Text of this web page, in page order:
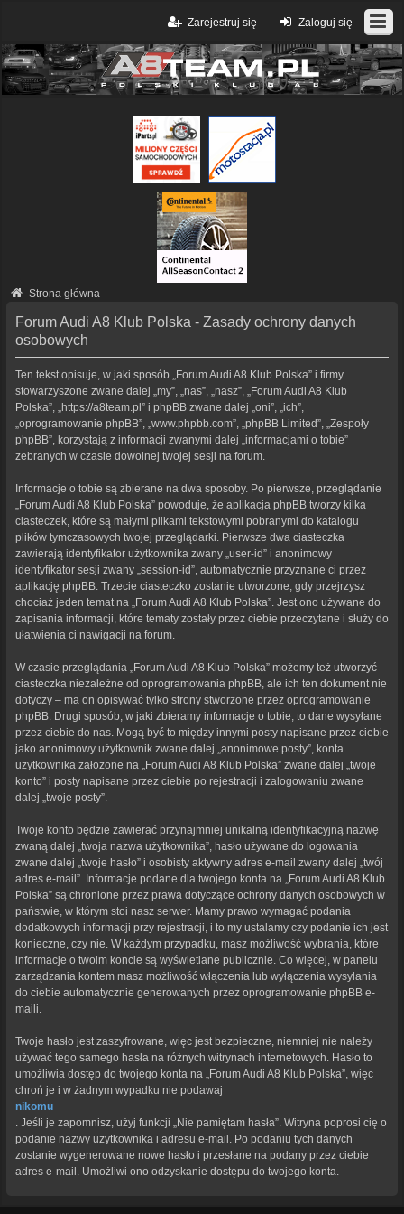
Zaloguj się
Zarejestruj się
Strona główna
Forum Audi A8 Klub Polska - Zasady ochrony danych
osobowych
Ten tekst opisuje, w jaki sposób „Forum Audi A8 Klub Polska” i firmy
stowarzyszone zwane dalej „my”, „nas”, „nasz”, „Forum Audi A8 Klub
Polska”, „https://a8team.pl” i phpBB zwane dalej „oni”, „ich”,
„oprogramowanie phpBB”, „www.phpbb.com”, „phpBB Limited”, „Zespoły
phpBB”, korzystają z informacji zwanymi dalej „informacjami o tobie”
zebranych w czasie dowolnej twojej sesji na forum.
Informacje o tobie są zbierane na dwa sposoby. Po pierwsze, przeglądanie
„Forum Audi A8 Klub Polska” powoduje, że aplikacja phpBB tworzy kilka
ciasteczek, które są małymi plikami tekstowymi pobranymi do katalogu
plików tymczasowych twojej przeglądarki. Pierwsze dwa ciasteczka
zawierają identyfikator użytkownika zwany „user-id” i anonimowy
identyfikator sesji zwany „session-id”, automatycznie przyznane ci przez
aplikację phpBB. Trzecie ciasteczko zostanie utworzone, gdy przejrzysz
chociaż jeden temat na „Forum Audi A8 Klub Polska”. Jest ono używane do
zapisania informacji, które tematy zostały przez ciebie przeczytane i służy do
ułatwienia ci nawigacji na forum.
W czasie przeglądania „Forum Audi A8 Klub Polska” możemy też utworzyć
ciasteczka niezależne od oprogramowania phpBB, ale ich ten dokument nie
dotyczy – ma on opisywać tylko strony stworzone przez oprogramowanie
phpBB. Drugi sposób, w jaki zbieramy informacje o tobie, to dane wysyłane
przez ciebie do nas. Mogą być to między innymi posty napisane przez ciebie
jako anonimowy użytkownik zwane dalej „anonimowe posty”, konta
użytkownika założone na „Forum Audi A8 Klub Polska” zwane dalej „twoje
konto” i posty napisane przez ciebie po rejestracji i zalogowaniu zwane
dalej „twoje posty”.
Twoje konto będzie zawierać przynajmniej unikalną identyfikacyjną nazwę
zwaną dalej „twoja nazwa użytkownika”, hasło używane do logowania
zwane dalej „twoje hasło” i osobisty aktywny adres e-mail zwany dalej „twój
adres e-mail”. Informacje podane dla twojego konta na „Forum Audi A8 Klub
Polska” są chronione przez prawa dotyczące ochrony danych osobowych w
państwie, w którym stoi nasz serwer. Mamy prawo wymagać podania
dodatkowych informacji przy rejestracji, i to my ustalamy czy podanie ich jest
konieczne, czy nie. W każdym przypadku, masz możliwość wybrania, które
informacje o twoim koncie są wyświetlane publicznie. Co więcej, w panelu
zarządzania kontem masz możliwość włączenia lub wyłączenia wysyłania
do ciebie automatycznie generowanych przez oprogramowanie phpBB e-
maili.
Twoje hasło jest zaszyfrowane, więc jest bezpieczne, niemniej nie należy
używać tego samego hasła na różnych witrynach internetowych. Hasło to
umożliwia dostęp do twojego konta na „Forum Audi A8 Klub Polska”, więc
chroń je i w żadnym wypadku nie podawaj
nikomu
. Jeśli je zapomnisz, użyj funkcji „Nie pamiętam hasła”. Witryna poprosi cię o
podanie nazwy użytkownika i adresu e-mail. Po podaniu tych danych
zostanie wygenerowane nowe hasło i przesłane na podany przez ciebie
adres e-mail. Umożliwi ono odzyskanie dostępu do twojego konta.